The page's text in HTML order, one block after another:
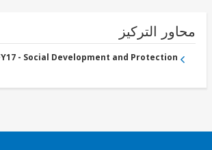
التركيز
FY17 - Social Development and Protection